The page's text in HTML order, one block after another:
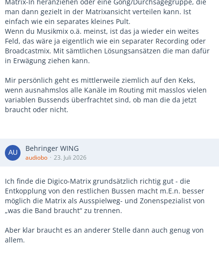
man dann gezielt in der Matrixansicht verteilen kann. Ist
einfach wie ein separates kleines Pult.
Wenn du Musikmix o.ä. meinst, ist das ja wieder ein weites
Feld, das wäre ja eigentlich wie ein separater Recording oder
Broadcastmix. Mit sämtlichen Lösungsansätzen die man dafür
in Erwägung ziehen kann.
Mir persönlich geht es mittlerweile ziemlich auf den Keks,
wenn ausnahmslos alle Kanäle im Routing mit masslos vielen
variablen Bussends überfrachtet sind, ob man die da jetzt
braucht oder nicht.
Behringer WING
audiobo 23. Juli 2026
Ich finde die Digico-Matrix grundsätzlich richtig gut - die
Entkopplung von den restlichen Bussen macht m.E.n. besser
möglich die Matrix als Ausspielweg- und Zonenspezialist von
„was die Band braucht“ zu trennen.
Aber klar braucht es an anderer Stelle dann auch genug von
allem.